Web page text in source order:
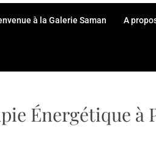
à la Galerie Saman A
Énergétique à